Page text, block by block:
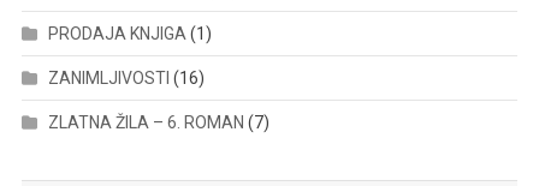
PRODAJA KNJIGA (1)
ZANIMLJIVOSTI (16)
ZLATNA ŽILA – 6. ROMAN (7)